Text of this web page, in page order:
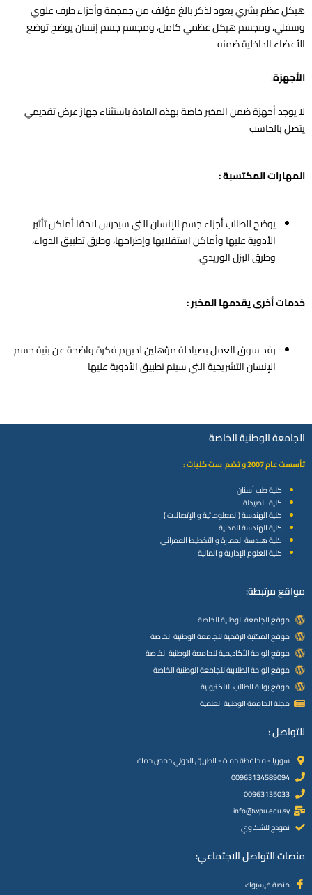
هيكل عظم بشري يعود لذكر بالغ مؤلف من جمجمة وأجزاء طرف علوي
وسفلي، ومجسم هيكل عظمي كامل، ومجسم جسم إنسان يوضح توضع
الأعضاء الداخلية ضمنه
الأجهزة:
لا يوجد أجهزة ضمن المخبر خاصة بهذه المادة باستثناء جهاز عرض تقديمي
يتصل بالحاسب
المهارات المكتسبة :
يوضح للطالب أجزاء جسم الإنسان التي سيدرس لاحقا أماكن تأثير
الأدوية عليها وأماكن استقلابها وإطراحها، وطرق تطبيق الدواء،
وطرق البزل الوريدي.
خدمات أخرى يقدمها المخبر :
رفد سوق العمل بصيادلة مؤهلين لديهم فكرة واضحة عن بنية جسم
الإنسان التشريحية التي سيتم تطبيق الأدوية عليها
الجامعة الوطنية الخاصة
تأسست عام 2007 و تضم ست كليات :
كلية طب أسنان
كلية الصيدلة
كلية الهندسة (المعلوماتية و الإتصالات )
كلية الهندسة المدنية
كلية هندسة العمارة و التخطيط العمراني
كلية العلوم الإدارية و المالية
مواقع مرتبطة:
موقع الجامعة الوطنية الخاصة
موقع المكتبة الرقمية للجامعة الوطنية الخاصة
موقع الواحة الأكاديمية للجامعة الوطنية الخاصة
موقع الواحة الطلابية للجامعة الوطنية الخاصة
موقع بوابة الطالب الالكترونية
مجلة الجامعة الوطنية العلمية
للتواصل :
سوريا - محافظة حماة - الطريق الدولي حمص حماة
00963134589094
00963135033
info@wpu.edu.sy
نموذج للشكاوي
منصات التواصل الاجتماعي:
منصة فيسبوك